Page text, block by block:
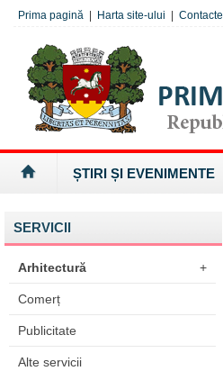
Prima pagină Harta site-ului Contacte
ȘTIRI ȘI EVENIMENTE
SERVICII
Arhitectură +
Comerț
Publicitate
Alte servicii